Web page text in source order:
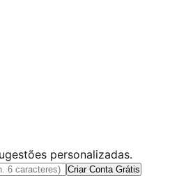
personalizadas.
Criar Conta Grátis